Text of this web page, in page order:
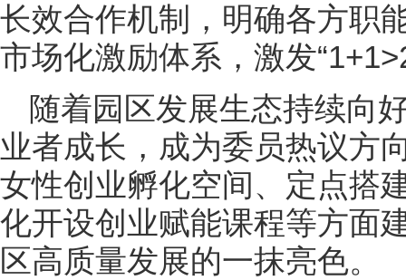
长效合作机制，明确各方职
市场化激励体系，激发
随着园区发展生态持续向
业者成长，成为委员热议方
女性创业孵化空间、定点搭
化开设创业赋能课程等方面
区高质量发展的一抹亮色。